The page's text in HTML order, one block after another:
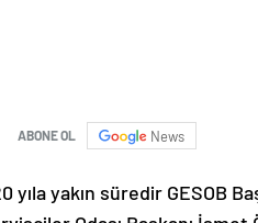
ABONE OL News
yıla yakın süredir GESOB